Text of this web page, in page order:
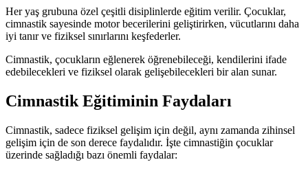
Her yaş grubuna özel çeşitli disiplinlerde eğitim verilir. Çocuklar,
cimnastik sayesinde motor becerilerini geliştirirken, vücutlarını daha
iyi tanır ve fiziksel sınırlarını keşfederler.
Cimnastik, çocukların eğlenerek öğrenebileceği, kendilerini ifade
edebilecekleri ve fiziksel olarak gelişebilecekleri bir alan sunar.
Cimnastik Eğitiminin Faydaları
Cimnastik, sadece fiziksel gelişim için değil, aynı zamanda zihinsel
gelişim için de son derece faydalıdır. İşte cimnastiğin çocuklar
üzerinde sağladığı bazı önemli faydalar: